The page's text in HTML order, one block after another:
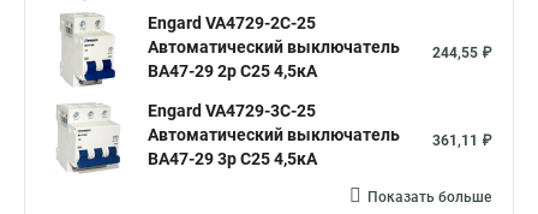
Engard VA4729-2С-25
Автоматический выключатель
ВА47-29 2р C25 4,5кА
244,55 ₽
Engard VA4729-3С-25
Автоматический выключатель
ВА47-29 3р C25 4,5кА
361,11 ₽
Показать больше